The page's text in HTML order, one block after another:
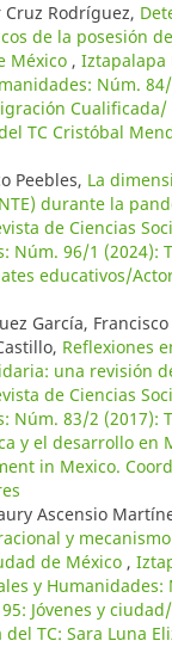
Cruz Rodríguez,
de la posesión
México , Iztapalapa
Núm.
TC Cristóbal
Peebles, La
durante la
de Ciencias
Núm. 96/1 (2024):
educativos/
García,
Reflexiones
una revisión
de Ciencias
Núm. 83/2 (2017):
y el desarrollo en
in Mexico.
Ascensio
y
de México ,
y Humanidades:
Jóvenes y
TC: Sara Luna